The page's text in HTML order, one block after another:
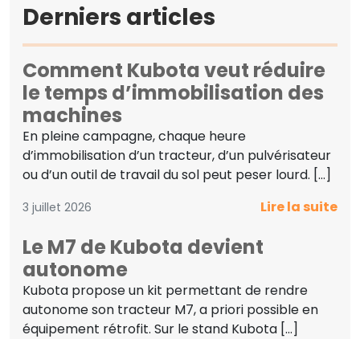
Derniers articles
Comment Kubota veut réduire
le temps d’immobilisation des
machines
En pleine campagne, chaque heure
d’immobilisation d’un tracteur, d’un pulvérisateur
ou d’un outil de travail du sol peut peser lourd. […]
3 juillet 2026 Lire la suite
Le M7 de Kubota devient
autonome
Kubota propose un kit permettant de rendre
autonome son tracteur M7, a priori possible en
équipement rétrofit. Sur le stand Kubota […]